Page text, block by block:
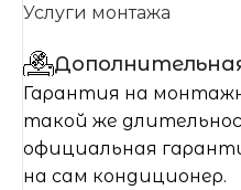
Услуги монтажа
Гарантия на
такой же
официальная
на сам кондиционер.